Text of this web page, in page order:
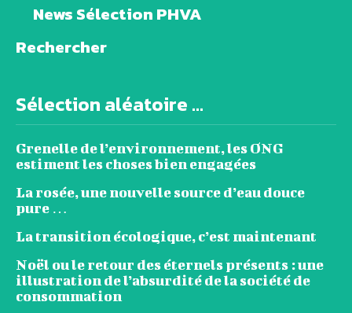
News Sélection PHVA
Rechercher
Sélection aléatoire ...
Grenelle de l’environnement, les ONG
estiment les choses bien engagées
La rosée, une nouvelle source d’eau douce
pure …
La transition écologique, c’est maintenant
Noël ou le retour des éternels présents : une
illustration de l’absurdité de la société de
consommation